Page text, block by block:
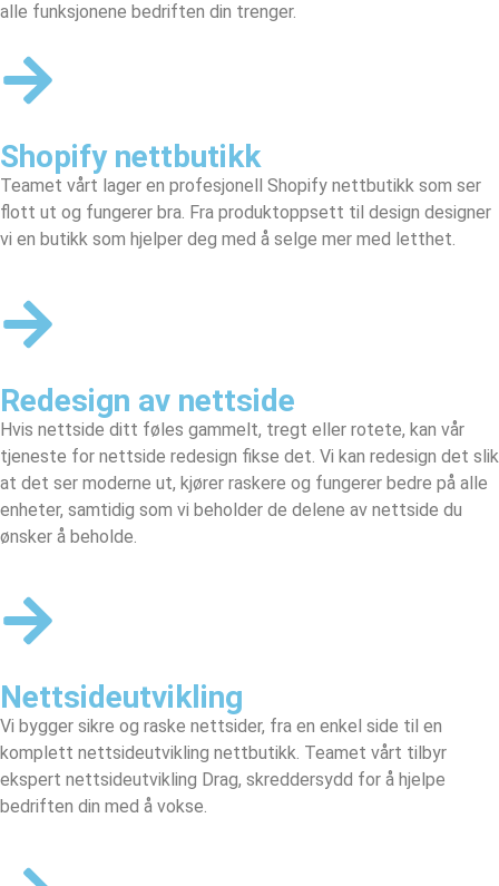
alle funksjonene bedriften din trenger.
Shopify nettbutikk
Teamet vårt lager en profesjonell Shopify nettbutikk som ser
flott ut og fungerer bra. Fra produktoppsett til design designer
vi en butikk som hjelper deg med å selge mer med letthet.
Redesign av nettside
Hvis nettside ditt føles gammelt, tregt eller rotete, kan vår
tjeneste for nettside redesign fikse det. Vi kan redesign det slik
at det ser moderne ut, kjører raskere og fungerer bedre på alle
enheter, samtidig som vi beholder de delene av nettside du
ønsker å beholde.
Nettsideutvikling
Vi bygger sikre og raske nettsider, fra en enkel side til en
komplett nettsideutvikling nettbutikk. Teamet vårt tilbyr
ekspert nettsideutvikling Drag, skreddersydd for å hjelpe
bedriften din med å vokse.